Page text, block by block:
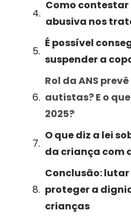
Como
abusiva nos
É possível
suspender a
Rol da ANS
autistas? E o
2025?
O que diz a lei
da criança com
Conclusão:
proteger a
crianças